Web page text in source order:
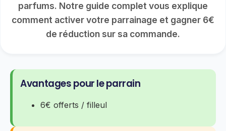
parfums. Notre guide complet vous explique
comment activer votre parrainage et gagner 6€
de réduction sur sa commande.
Avantages pour le parrain
6€ offerts / filleul